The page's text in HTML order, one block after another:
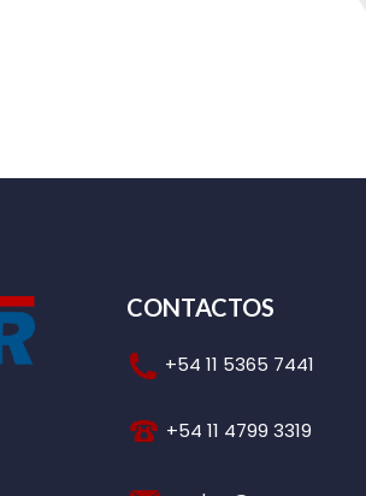
CONTACTOS
+54 11 5365 7441
+54 11 4799 3319